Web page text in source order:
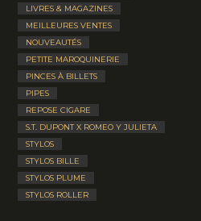
LIVRES & MAGAZINES
MEILLEURES VENTES
NOUVEAUTÉS
PETITE MAROQUINERIE
PINCES À BILLETS
PIPES
REPOSE CIGARE
S.T. DUPONT X ROMEO Y JULIETA
STYLOS
STYLOS BILLE
STYLOS PLUME
STYLOS ROLLER